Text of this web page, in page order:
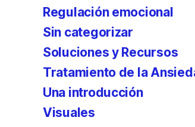
Regulación emocional
Sin categorizar
Soluciones y Recursos
Tratamiento de la
Una introducción
Visuales